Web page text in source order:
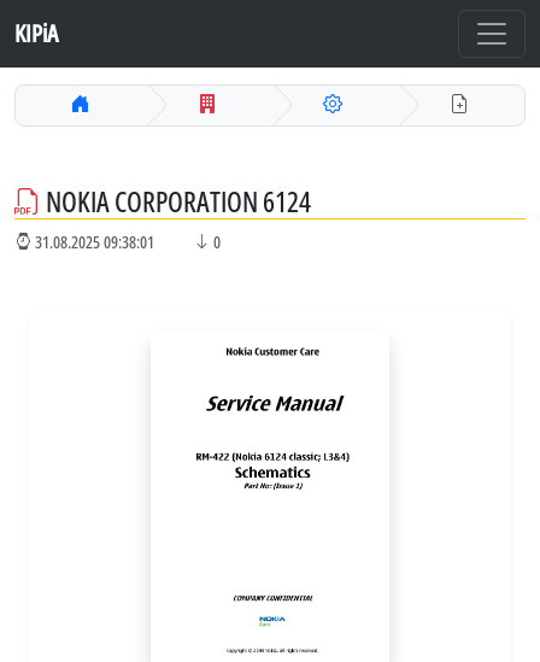
KIPiA
NOKIA CORPORATION 6124
31.08.2025 09:38:01 0